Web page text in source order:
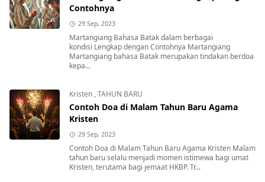
Contohnya
29 Sep, 2023
Martangiang Bahasa Batak dalam berbagai
kondisi Lengkap dengan Contohnya Martangiang
Martangiang bahasa Batak merupakan tindakan berdoa
kepa...
Kristen ,TAHUN BARU
Contoh Doa di Malam Tahun Baru Agama
Kristen
29 Sep, 2023
Contoh Doa di Malam Tahun Baru Agama Kristen Malam
tahun baru selalu menjadi momen istimewa bagi umat
Kristen, terutama bagi jemaat HKBP. Tr...